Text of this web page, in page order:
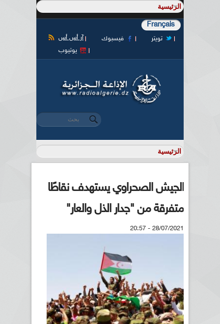
Français
آر أس أس فيسبوك
تويتر
يوتيوب
استمارة البحث
‏بحث ‏
الجيش الصحراوي يستهدف نقاطًا
متفرقة من "جدار الذل والعار"
28/07/2021 - 20:57